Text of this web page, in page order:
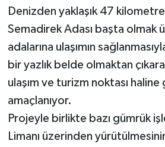
Denizden yaklaşık 47
Semadirek Adası başta olmak
adalarına ulaşımın
bir yazlık belde olmaktan
ulaşım ve turizm noktası haline
amaçlanıyor.
Projeyle birlikte bazı gümrük
Limanı üzerinden